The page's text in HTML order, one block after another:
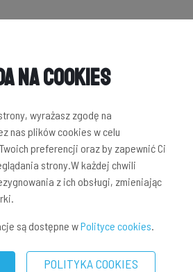
na Cookies
wyrażasz zgodę na
nas plików cookies w celu
preferencji oraz by zapewnić Ci
strony.W każdej chwili
z ich obsługi, zmieniając
są dostępne wPolityce cookies.
POLITYKA COOKIES